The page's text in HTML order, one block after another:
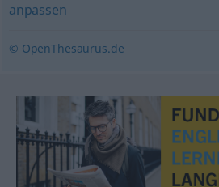
anpassen
© OpenThesaurus.de